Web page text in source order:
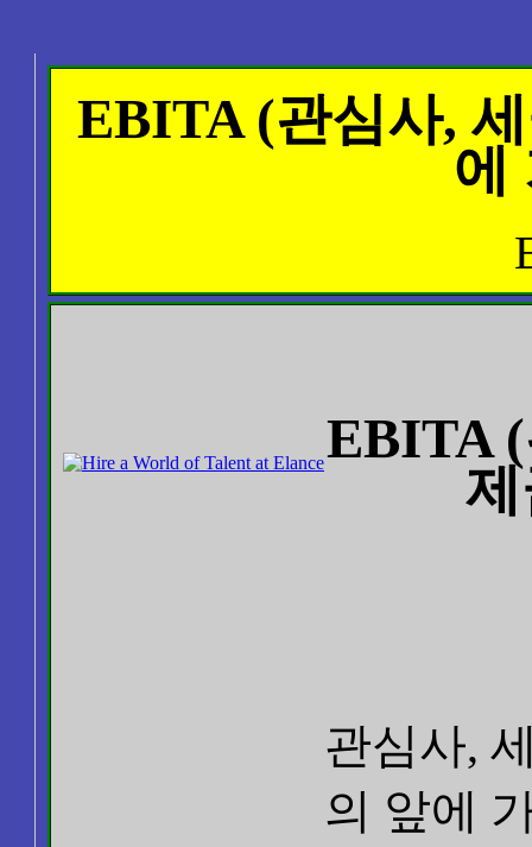
EBITA (관심사,
에
EBITA
관심사,
의 앞에